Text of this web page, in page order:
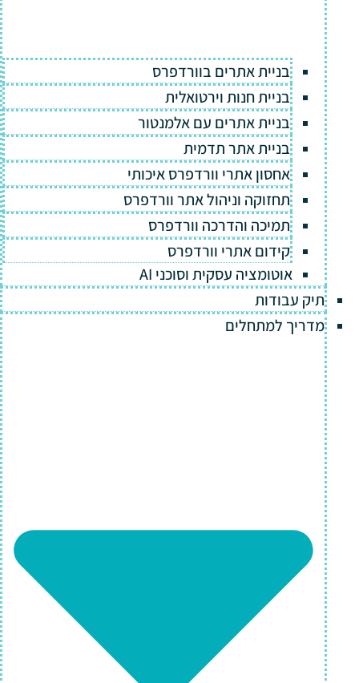
בניית אתרים בוורדפרס
בניית חנות וירטואלית
בניית אתרים עם אלמנטור
בניית אתר תדמית
אחסון אתרי וורדפרס איכותי
תחזוקה וניהול אתר וורדפרס
תמיכה והדרכה וורדפרס
קידום אתרי וורדפרס
אוטומציה עסקית וסוכני AI
תיק עבודות
מדריך למתחלים